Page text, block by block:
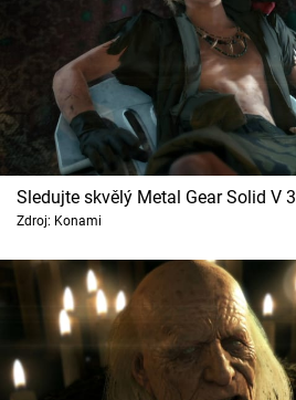
Sledujte skvělý Metal Gear Solid V 3
Zdroj: Konami